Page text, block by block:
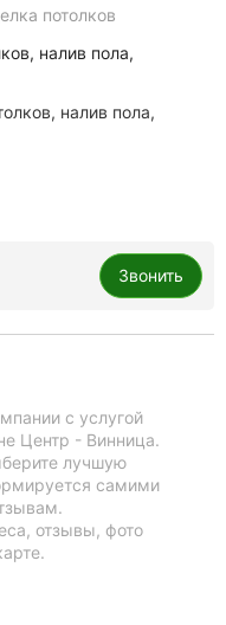
потолков
налив пола,
налив пола,
Звонить
с услугой
Центр - Винница.
лучшую
самими
отзывы, фото